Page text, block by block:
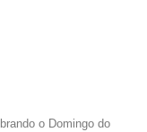
o Domingo do